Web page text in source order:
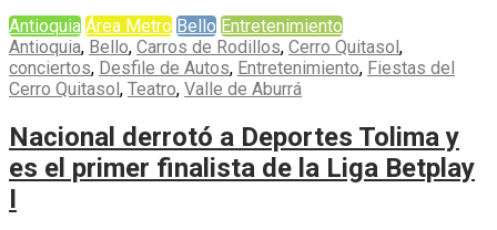
Antioquia Área Metro Bello Entretenimiento
Antioquia, Bello, Carros de Rodillos, Cerro Quitasol ,
conciertos, Desfile de Autos, Entretenimiento, Fiestas del
Cerro Quitasol , Teatro, Valle de Aburrá
Nacional derrotó a Deportes Tolima y
es el primer finalista de la Liga Betplay
I